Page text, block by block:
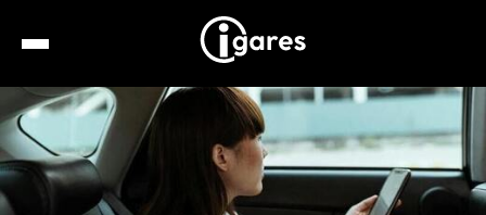
Recherche
Location de voiture
Hôtels